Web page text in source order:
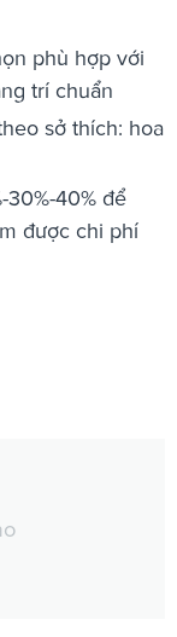
phù hợp với
trí chuẩn
sở thích: hoa
40% để
được chi phí